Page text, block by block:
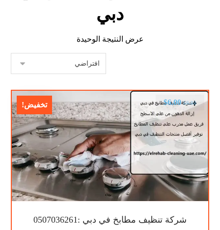
دبي
عرض النتيجة الوحيدة
تخفيض!
شركة تنظيف مطابخ في دبي :0507036261
$9.00
$6.00